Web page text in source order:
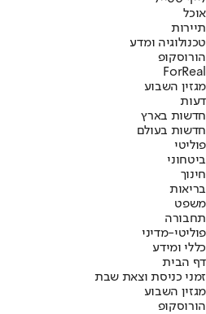
אוכל
תיירות
טכנולוגיה ומדע
הורוסקופ
ForReal
מגזין השבוע
דעות
חדשות בארץ
חדשות בעולם
פוליטי
ביטחוני
חינוך
בריאות
משפט
תחבורה
פוליטי-מדיני
כללי ומידע
דף הבית
זמני כניסת וצאת שבת
מגזין השבוע
הורוסקופ